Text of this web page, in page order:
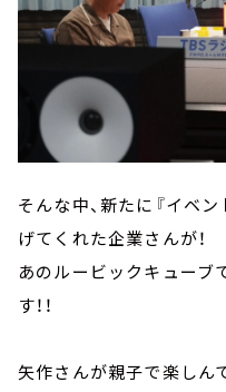
そんな中、新たに『イベ
げてくれた企業さんが！
あのルービックキューブ
す！！
矢作さんが親子で楽しん